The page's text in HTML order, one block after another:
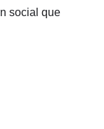
social que